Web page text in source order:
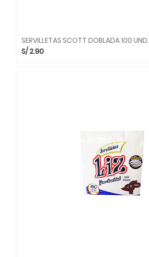
SERVILLETAS SCOTT DOBLADA 100 UND.
S/2.90